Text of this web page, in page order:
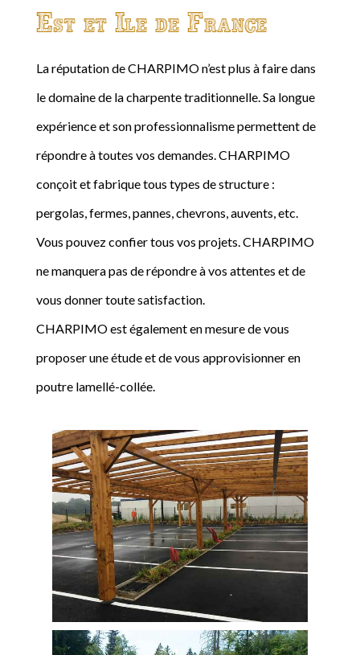
Est et Ile de France
La réputation de CHARPIMO n’est plus à faire dans
le domaine de la charpente traditionnelle. Sa longue
expérience et son professionnalisme permettent de
répondre à toutes vos demandes. CHARPIMO
conçoit et fabrique tous types de structure :
pergolas, fermes, pannes, chevrons, auvents, etc.
Vous pouvez confier tous vos projets. CHARPIMO
ne manquera pas de répondre à vos attentes et de
vous donner toute satisfaction.
CHARPIMO est également en mesure de vous
proposer une étude et de vous approvisionner en
poutre lamellé-collée.